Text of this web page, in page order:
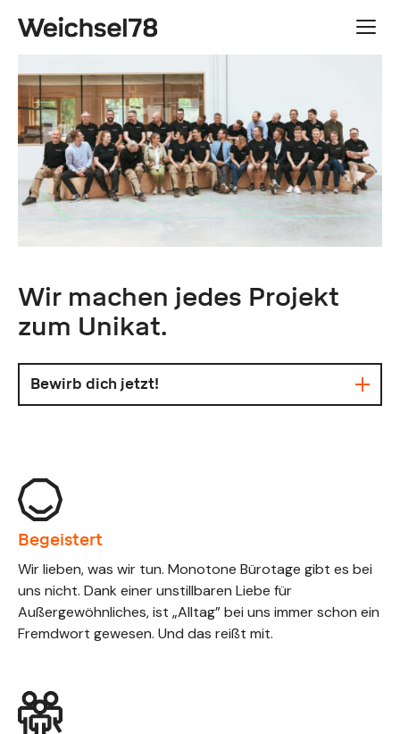
Wir machen jedes Projekt
zum Unikat.
Bewirb dich jetzt!
Begeistert
Wir lieben, was wir tun. Monotone Bürotage gibt es bei
uns nicht. Dank einer unstillbaren Liebe für
Außergewöhnliches, ist „Alltag” bei uns immer schon ein
Fremdwort gewesen. Und das reißt mit.
Hauptnavigation